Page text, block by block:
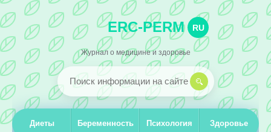
ERC-PERM RU
Журнал о медицине и здоровье
Диеты Беременность Психология Здоровье